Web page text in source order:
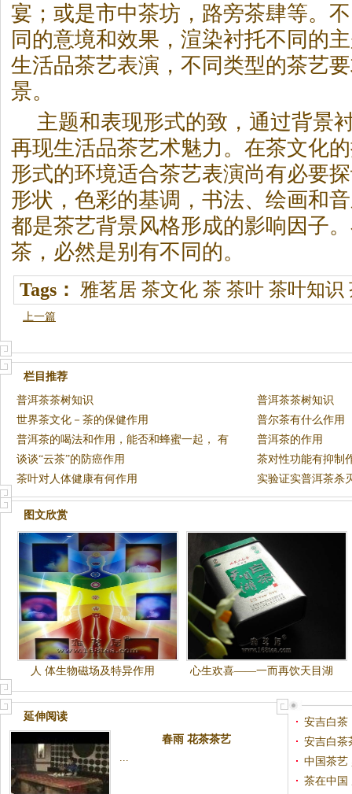
宴；或是市中茶坊，路旁茶肆等。
同的意境和效果，渲染衬托不同的
生活品茶艺表演，不同类型的茶艺
景。
主题和表现形式的致，通过背景
再现生活品茶艺术魅力。在茶文化
形式的环境适合茶艺表演尚有必要
形状，色彩的基调，书法、绘画和
都是茶艺背景风格形成的影响因子
茶 ，必然是别有不同的。
Tags： 雅茗居 茶文化 茶 茶叶 茶叶知识
上一篇
栏目推荐
普洱茶茶树知识
普洱茶茶树知识
世界茶文化－茶的保健作用
普尔茶有什么作用
普洱茶的喝法和作用，能否和蜂蜜一起， 有
何好处
普洱茶的作用
谈谈“云茶”的防癌作用
茶对性功能有抑制
茶叶对人体健康有何作用
实验证实普洱茶杀
图文欣赏
人 体生物磁场及特异作用
心生欢喜——一而再饮天目湖
白茶
延伸阅读
春雨 花茶茶艺
...
安吉白茶
安吉白茶
中国茶艺
茶在中国